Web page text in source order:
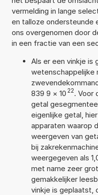
vermelding in lange
en talloze ondersteunde
ons overgenomen door
in een fractie van een
Als er een vinkje is
wetenschappelijke
839 9 × 10 22. Voor
getal
eigenlijke getal,
apparaten waarop
weergeven van
bij
weergegeven als
met name zeer
gemakkelijker
vinkje is geplaatst,